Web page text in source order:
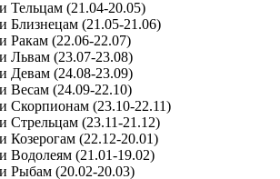
Тельцам (21.04-20.05)
Близнецам (21.05-21.06)
Ракам (22.06-22.07)
Львам (23.07-23.08)
Девам (24.08-23.09)
Весам (24.09-22.10)
Скорпионам (23.10-22.11)
Стрельцам (23.11-21.12)
Козерогам (22.12-20.01)
Водолеям (21.01-19.02)
Рыбам (20.02-20.03)